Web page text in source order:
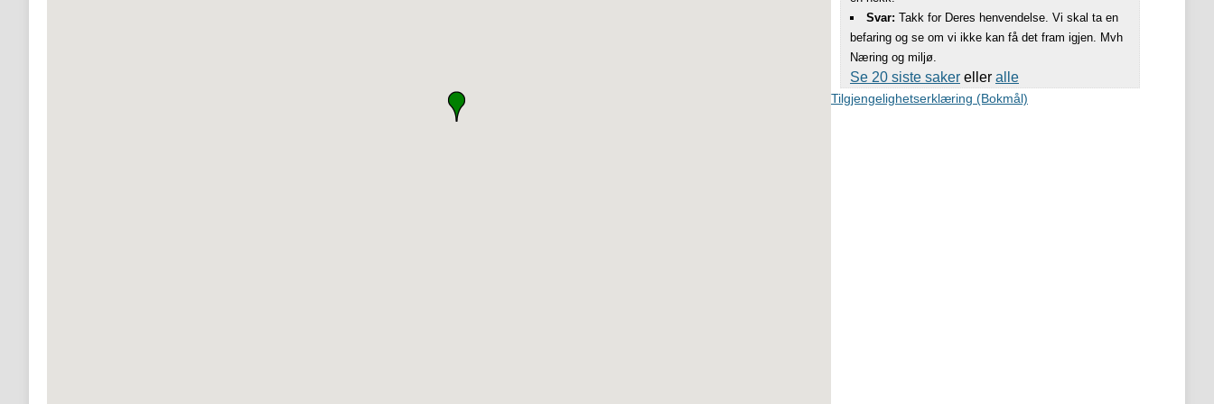
Svar: Takk for Deres henvendelse. Vi skal ta en
befaring og se om vi ikke kan få det fram igjen. Mvh
Næring og miljø.
Se 20 siste saker eller alle
Tilgjengelighetserklæring (Bokmål)